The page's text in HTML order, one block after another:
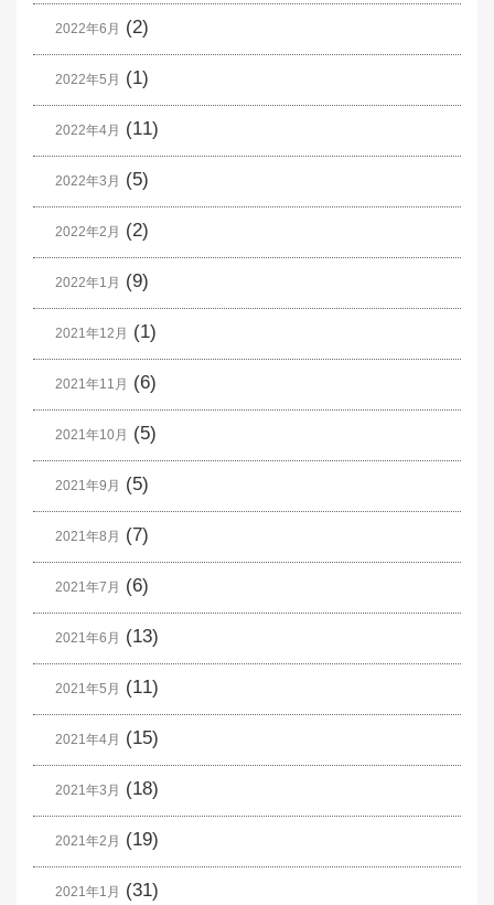
2022年6月 (2)
2022年5月 (1)
2022年4月 (11)
2022年3月 (5)
2022年2月 (2)
2022年1月 (9)
2021年12月 (1)
2021年11月 (6)
2021年10月 (5)
2021年9月 (5)
2021年8月 (7)
2021年7月 (6)
2021年6月 (13)
2021年5月 (11)
2021年4月 (15)
2021年3月 (18)
2021年2月 (19)
2021年1月 (31)